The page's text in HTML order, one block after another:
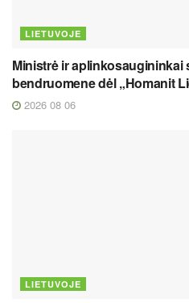
LIETUVOJE
Ministrė ir aplinkosaugininkai
bendruomene dėl „Homanit
2026 08 06
LIETUVOJE